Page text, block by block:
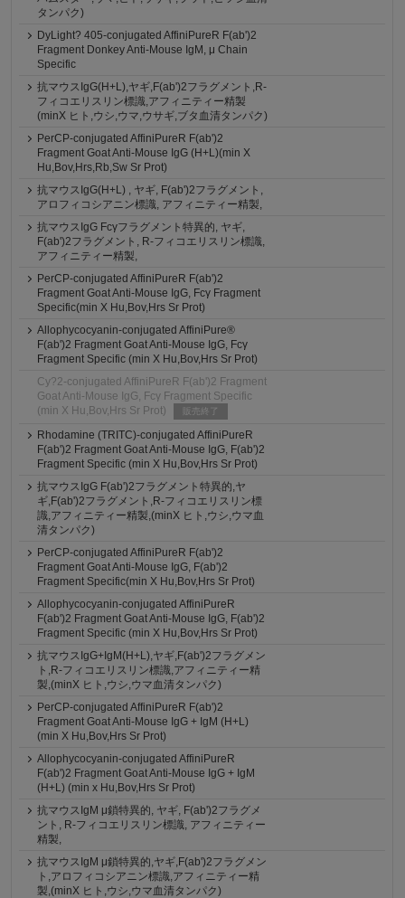
タンパク)
DyLight? 405-conjugated AffiniPureR F(ab')2
Fragment Donkey Anti-Mouse IgM, μ Chain
Specific
抗マウスIgG(H+L),ヤギ,F(ab')2フラグメント,R-
フィコエリスリン標識,アフィニティー精製
(minX ヒト,ウシ,ウマ,ウサギ,ブタ血清タンパク)
PerCP-conjugated AffiniPureR F(ab')2
Fragment Goat Anti-Mouse IgG (H+L)(min X
Hu,Bov,Hrs,Rb,Sw Sr Prot)
抗マウスIgG(H+L) , ヤギ, F(ab')2フラグメント,
アロフィコシアニン標識, アフィニティー精製,
抗マウスIgG Fcγフラグメント特異的, ヤギ,
F(ab')2フラグメント, R-フィコエリスリン標識,
アフィニティー精製,
PerCP-conjugated AffiniPureR F(ab')2
Fragment Goat Anti-Mouse IgG, Fcγ Fragment
Specific(min X Hu,Bov,Hrs Sr Prot)
Allophycocyanin-conjugated AffiniPure®
F(ab')2 Fragment Goat Anti-Mouse IgG, Fcγ
Fragment Specific (min X Hu,Bov,Hrs Sr Prot)
Cy?2-conjugated AffiniPureR F(ab')2 Fragment
Goat Anti-Mouse IgG, Fcγ Fragment Specific
(min X Hu,Bov,Hrs Sr Prot)
販売終了
Rhodamine (TRITC)-conjugated AffiniPureR
F(ab')2 Fragment Goat Anti-Mouse IgG, F(ab')2
Fragment Specific (min X Hu,Bov,Hrs Sr Prot)
抗マウスIgG F(ab')2フラグメント特異的,ヤ
ギ,F(ab')2フラグメント,R-フィコエリスリン標
識,アフィニティー精製,(minX ヒト,ウシ,ウマ血
清タンパク)
PerCP-conjugated AffiniPureR F(ab')2
Fragment Goat Anti-Mouse IgG, F(ab')2
Fragment Specific(min X Hu,Bov,Hrs Sr Prot)
Allophycocyanin-conjugated AffiniPureR
F(ab')2 Fragment Goat Anti-Mouse IgG, F(ab')2
Fragment Specific (min X Hu,Bov,Hrs Sr Prot)
抗マウスIgG+IgM(H+L),ヤギ,F(ab')2フラグメン
ト,R-フィコエリスリン標識,アフィニティー精
製,(minX ヒト,ウシ,ウマ血清タンパク)
PerCP-conjugated AffiniPureR F(ab')2
Fragment Goat Anti-Mouse IgG + IgM (H+L)
(min X Hu,Bov,Hrs Sr Prot)
Allophycocyanin-conjugated AffiniPureR
F(ab')2 Fragment Goat Anti-Mouse IgG + IgM
(H+L) (min x Hu,Bov,Hrs Sr Prot)
抗マウスIgM μ鎖特異的, ヤギ, F(ab')2フラグメ
ント, R-フィコエリスリン標識, アフィニティー
精製,
抗マウスIgM μ鎖特異的,ヤギ,F(ab')2フラグメン
ト,アロフィコシアニン標識,アフィニティー精
製,(minX ヒト,ウシ,ウマ血清タンパク)